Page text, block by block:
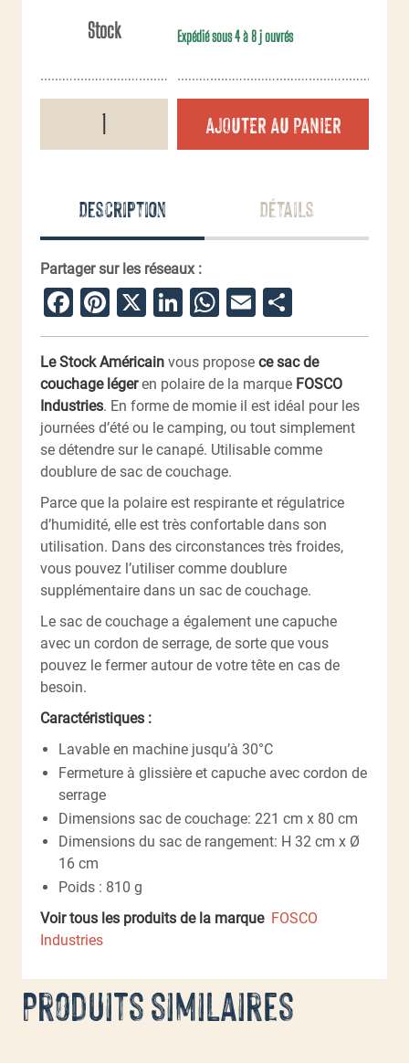
Stock Expédié sous 4 à 8 j ouvrés
Bushcraft
series
AJOUTER AU PANIER
Description Détails
Partager sur les réseaux :
Facebook
Pinterest
X LinkedIn
WhatsApp
Email
Le Stock Américain vous propose ce sac de
couchage légeren polaire de la marque FOSCO
Industries. En forme de momie il est idéal pour les
journées d’été ou le camping, ou tout simplement
se détendre sur le canapé. Utilisable comme
doublure de sac de couchage.
Parce que la polaire est respirante et régulatrice
d’humidité, elle est très confortable dans son
utilisation. Dans des circonstances très froides,
vous pouvez l’utiliser comme doublure
supplémentaire dans un sac de couchage.
Le sac de couchage a également une capuche
avec un cordon de serrage, de sorte que vous
pouvez le fermer autour de votre tête en cas de
besoin.
Caractéristiques :
Lavable en machine jusqu’à 30°C
Fermeture à glissière et capuche avec cordon de
serrage
Dimensions sac de couchage: 221 cm x 80 cm
Dimensions du sac de rangement: H 32 cm x Ø
16 cm
Poids : 810 g
Voir tous les produits de la marque FOSCO
Industries
Produits similaires